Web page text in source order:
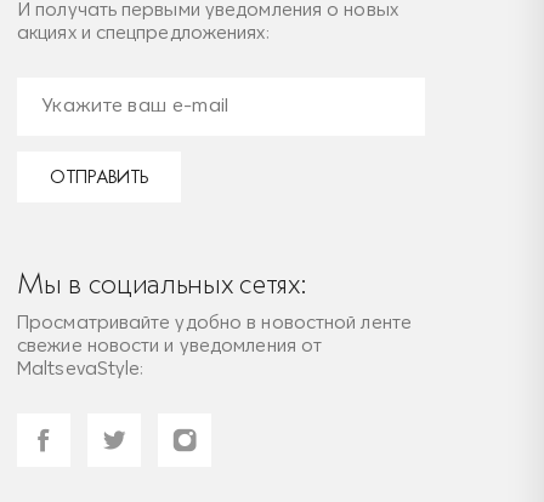
И получать первыми уведомления о новых
акциях и спецпредложениях:
ОТПРАВИТЬ
Мы в социальных сетях:
Просматривайте удобно в новостной ленте
свежие новости и уведомления от
MaltsevaStyle: